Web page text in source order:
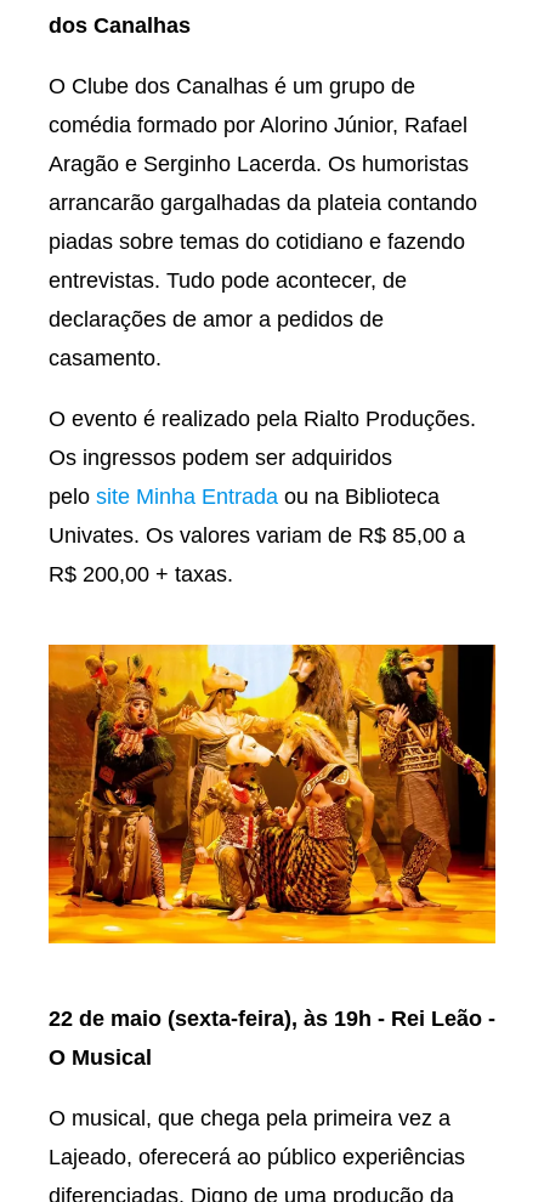
dos Canalhas
O Clube dos Canalhas é um grupo de
comédia formado por Alorino Júnior, Rafael
Aragão e Serginho Lacerda. Os humoristas
arrancarão gargalhadas da plateia contando
piadas sobre temas do cotidiano e fazendo
entrevistas. Tudo pode acontecer, de
declarações de amor a pedidos de
casamento.
O evento é realizado pela Rialto Produções.
Os ingressos podem ser adquiridos
pelo site Minha Entrada ou na Biblioteca
Univates. Os valores variam de R$ 85,00 a
R$ 200,00 + taxas.
22 de maio (sexta-feira), às 19h - Rei Leão -
O Musical
O musical, que chega pela primeira vez a
Lajeado, oferecerá ao público experiências
diferenciadas. Digno de uma produção da